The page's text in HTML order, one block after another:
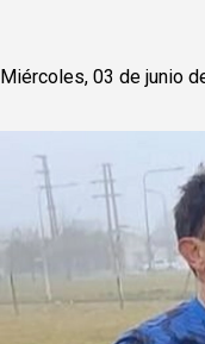
Miércoles, 03 de junio